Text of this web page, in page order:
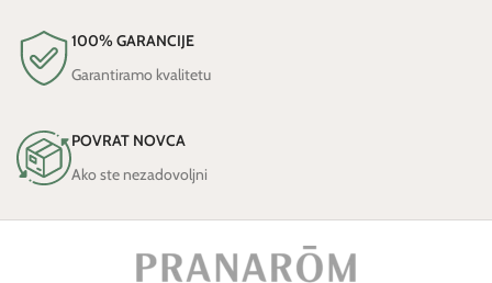
100% GARANCIJE
Garantiramo kvalitetu
POVRAT NOVCA
Ako ste nezadovoljni